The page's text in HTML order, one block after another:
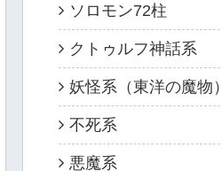
ソロモン72柱
クトゥルフ神話系
妖怪系（東洋の魔物）
不死系
悪魔系